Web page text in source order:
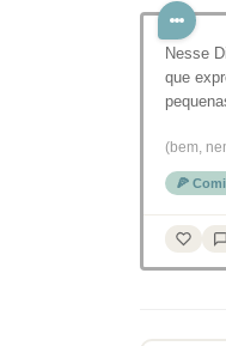
Nesse
que
(bem,
🍕